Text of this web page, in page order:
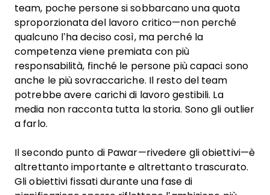
team, poche persone si sobbarcano una quota
sproporzionata del lavoro critico—non perché
qualcuno l’ha deciso così, ma perché la
competenza viene premiata con più
responsabilità, finché le persone più capaci sono
anche le più sovraccariche. Il resto del team
potrebbe avere carichi di lavoro gestibili. La
media non racconta tutta la storia. Sono gli outlier
a farlo.
Il secondo punto di Pawar—rivedere gli obiettivi—è
altrettanto importante e altrettanto trascurato.
Gli obiettivi fissati durante una fase di